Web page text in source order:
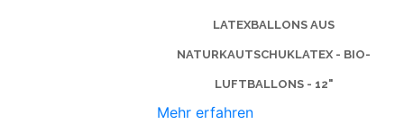
LATEXBALLONS AUS
NATURKAUTSCHUKLATEX - BIO-
LUFTBALLONS - 12"
Mehr erfahren